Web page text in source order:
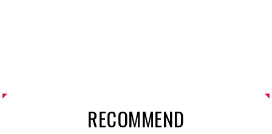
RECOMMEND